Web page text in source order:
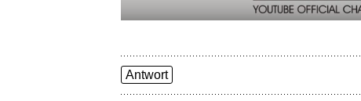
Antwort